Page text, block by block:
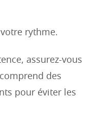
rythme.
assurez-vous
des
pour éviter les